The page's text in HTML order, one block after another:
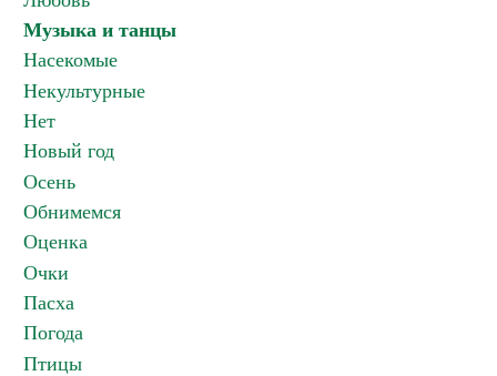
Музыка и танцы
Насекомые
Некультурные
Нет
Новый год
Осень
Обнимемся
Оценка
Очки
Пасха
Погода
Птицы